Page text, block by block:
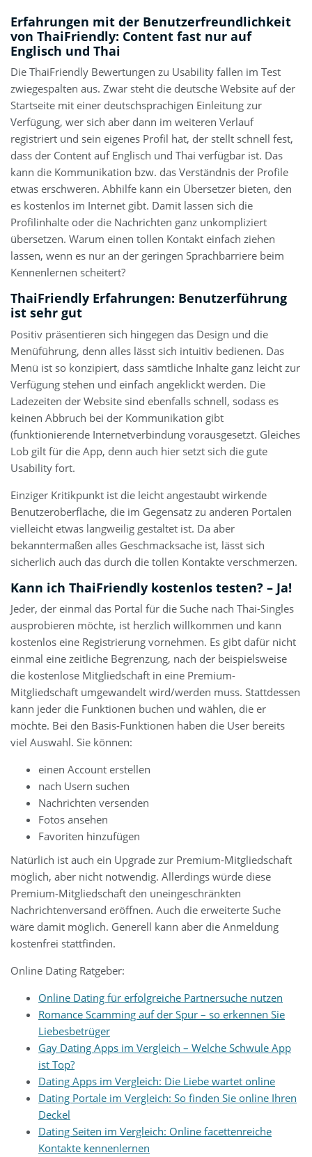
Erfahrungen mit der Benutzerfreundlichkeit
von ThaiFriendly: Content fast nur auf
Englisch und Thai
Die ThaiFriendly Bewertungen zu Usability fallen im Test
zwiegespalten aus. Zwar steht die deutsche Website auf der
Startseite mit einer deutschsprachigen Einleitung zur
Verfügung, wer sich aber dann im weiteren Verlauf
registriert und sein eigenes Profil hat, der stellt schnell fest,
dass der Content auf Englisch und Thai verfügbar ist. Das
kann die Kommunikation bzw. das Verständnis der Profile
etwas erschweren. Abhilfe kann ein Übersetzer bieten, den
es kostenlos im Internet gibt. Damit lassen sich die
Profilinhalte oder die Nachrichten ganz unkompliziert
übersetzen. Warum einen tollen Kontakt einfach ziehen
lassen, wenn es nur an der geringen Sprachbarriere beim
Kennenlernen scheitert?
ThaiFriendly Erfahrungen: Benutzerführung
ist sehr gut
Positiv präsentieren sich hingegen das Design und die
Menüführung, denn alles lässt sich intuitiv bedienen. Das
Menü ist so konzipiert, dass sämtliche Inhalte ganz leicht zur
Verfügung stehen und einfach angeklickt werden. Die
Ladezeiten der Website sind ebenfalls schnell, sodass es
keinen Abbruch bei der Kommunikation gibt
(funktionierende Internetverbindung vorausgesetzt. Gleiches
Lob gilt für die App, denn auch hier setzt sich die gute
Usability fort.
Einziger Kritikpunkt ist die leicht angestaubt wirkende
Benutzeroberfläche, die im Gegensatz zu anderen Portalen
vielleicht etwas langweilig gestaltet ist. Da aber
bekanntermaßen alles Geschmacksache ist, lässt sich
sicherlich auch das durch die tollen Kontakte verschmerzen.
Kann ich ThaiFriendly kostenlos testen? – Ja!
Jeder, der einmal das Portal für die Suche nach Thai-Singles
ausprobieren möchte, ist herzlich willkommen und kann
kostenlos eine Registrierung vornehmen. Es gibt dafür nicht
einmal eine zeitliche Begrenzung, nach der beispielsweise
die kostenlose Mitgliedschaft in eine Premium-
Mitgliedschaft umgewandelt wird/werden muss. Stattdessen
kann jeder die Funktionen buchen und wählen, die er
möchte. Bei den Basis-Funktionen haben die User bereits
viel Auswahl. Sie können:
einen Account erstellen
nach Usern suchen
Nachrichten versenden
Fotos ansehen
Favoriten hinzufügen
Natürlich ist auch ein Upgrade zur Premium-Mitgliedschaft
möglich, aber nicht notwendig. Allerdings würde diese
Premium-Mitgliedschaft den uneingeschränkten
Nachrichtenversand eröffnen. Auch die erweiterte Suche
wäre damit möglich. Generell kann aber die Anmeldung
kostenfrei stattfinden.
Online Dating Ratgeber:
Online Dating für erfolgreiche Partnersuche nutzen
Romance Scamming auf der Spur – so erkennen Sie
Liebesbetrüger
Gay Dating Apps im Vergleich – Welche Schwule App
ist Top?
Dating Apps im Vergleich: Die Liebe wartet online
Dating Portale im Vergleich: So finden Sie online Ihren
Deckel
Dating Seiten im Vergleich: Online facettenreiche
Kontakte kennenlernen